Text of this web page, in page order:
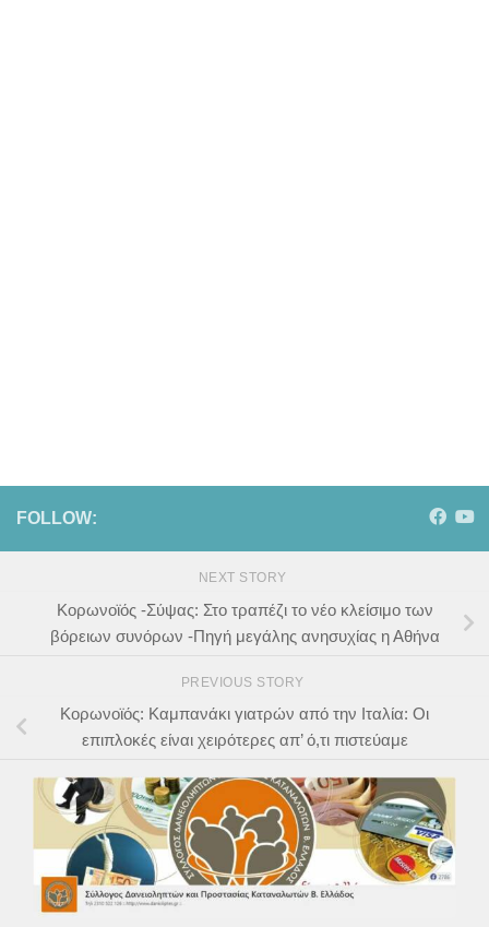
FOLLOW:
NEXT STORY
Κορωνοϊός -Σύψας: Στο τραπέζι το νέο κλείσιμο των
βόρειων συνόρων -Πηγή μεγάλης ανησυχίας η Αθήνα
PREVIOUS STORY
Κορωνοϊός: Καμπανάκι γιατρών από την Ιταλία: Οι
επιπλοκές είναι χειρότερες απ’ ό,τι πιστεύαμε